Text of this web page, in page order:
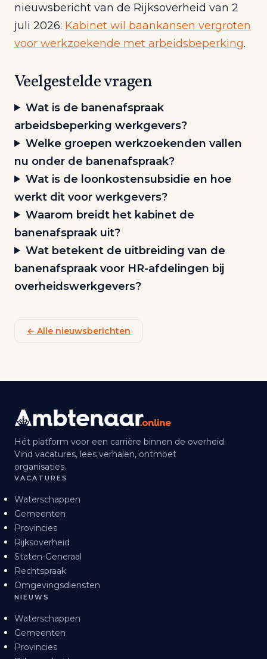
nieuwsbericht van de Rijksoverheid van 2
juli 2026: Kabinet wil baankansen vergroten
voor werkzoekende met arbeidsbeperking.
Veelgestelde vragen
Wat is de banenafspraak
arbeidsbeperking werkgevers?
Welke groepen werkzoekenden vallen
nu onder de banenafspraak?
Wat is de loonkostensubsidie en hoe
werkt dit voor werkgevers?
Waarom breidt het kabinet de
banenafspraak uit?
Wat betekent de uitbreiding van de
banenafspraak voor HR-afdelingen bij
overheidswerkgevers?
← Alle nieuwsberichten
Hét platform voor een carrière binnen de overheid.
Vind vacatures, lees verhalen, ontmoet
organisaties.
VACATURES
Waterschappen
Gemeenten
Provincies
Rijksoverheid
Staten-Generaal
Rechtspraak
Omgevingsdiensten
NIEUWS
Waterschappen
Gemeenten
Provincies